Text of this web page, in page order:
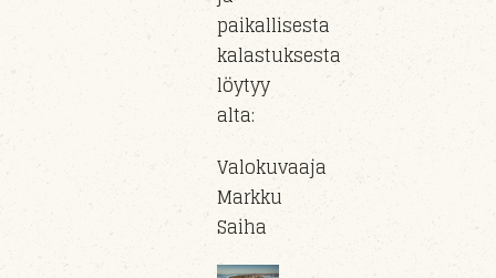
paikallisesta
kalastuksesta
löytyy
alta:
Valokuvaaja
Markku
Saiha